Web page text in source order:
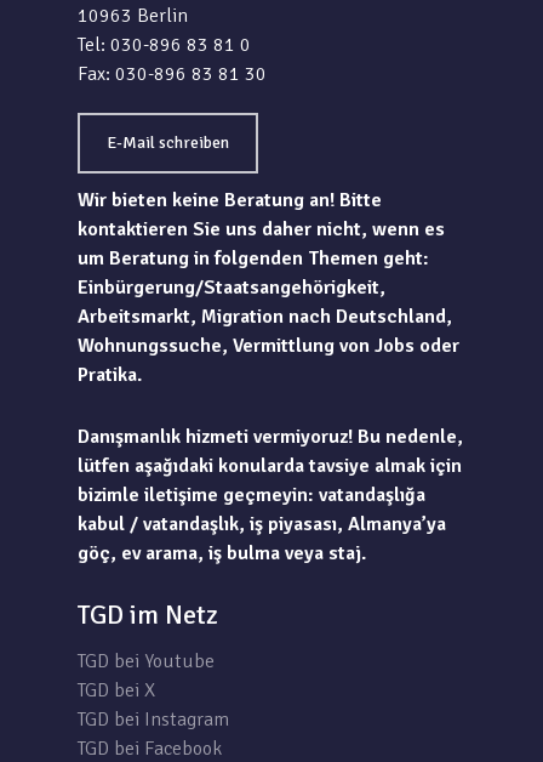
10963 Berlin
Tel: 030-896 83 81 0
Fax: 030-896 83 81 30
E-Mail schreiben
Wir bieten keine Beratung an! Bitte
kontaktieren Sie uns daher nicht, wenn es
um Beratung in folgenden Themen geht:
Einbürgerung/Staatsangehörigkeit,
Arbeitsmarkt, Migration nach Deutschland,
Wohnungssuche, Vermittlung von Jobs oder
Pratika.
Danışmanlık hizmeti vermiyoruz! Bu nedenle,
lütfen aşağıdaki konularda tavsiye almak için
bizimle iletişime geçmeyin: vatandaşlığa
kabul / vatandaşlık, iş piyasası, Almanya’ya
göç, ev arama, iş bulma veya staj.
TGD im Netz
TGD bei Youtube
TGD bei X
TGD bei Instagram
TGD bei Facebook